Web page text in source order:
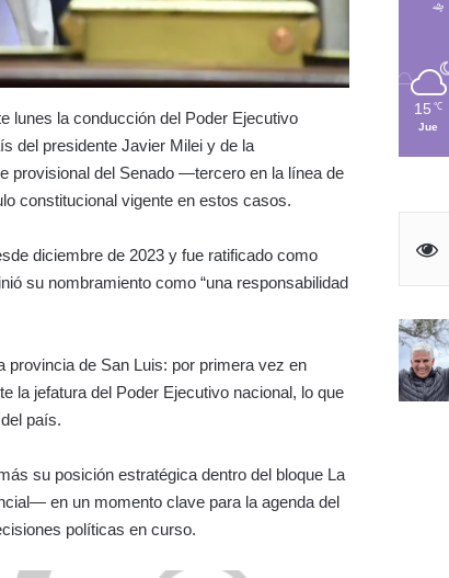
lunes la conducción del Poder Ejecutivo
del presidente Javier Milei y de la
provisional del Senado —tercero en la línea de
constitucional vigente en estos casos.
diciembre de 2023 y fue ratificado como
su nombramiento como “una responsabilidad
provincia de San Luis: por primera vez en
la jefatura del Poder Ejecutivo nacional, lo que
país.
su posición estratégica dentro del bloque La
en un momento clave para la agenda del
políticas en curso.
15 ℃
Jue